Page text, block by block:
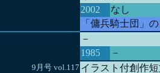
2002
なし
「傭兵騎士団」
－
1985
－
9月号 vol.117 イラスト付創作